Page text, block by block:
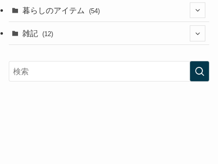
(3)
暮らしのアイテム (54)
(9)
雑記 (12)